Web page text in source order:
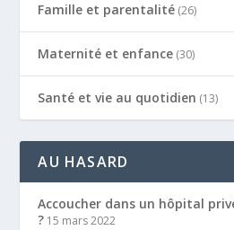
Famille et parentalité (26)
Maternité et enfance (30)
Santé et vie au quotidien (13)
AU HASARD
Accoucher dans un hôpital
? 15 mars 2022